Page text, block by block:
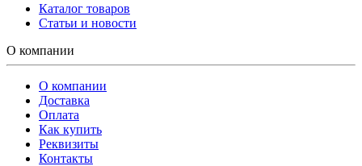
Каталог товаров
Статьи и новости
О компании
О компании
Доставка
Оплата
Как купить
Реквизиты
Контакты